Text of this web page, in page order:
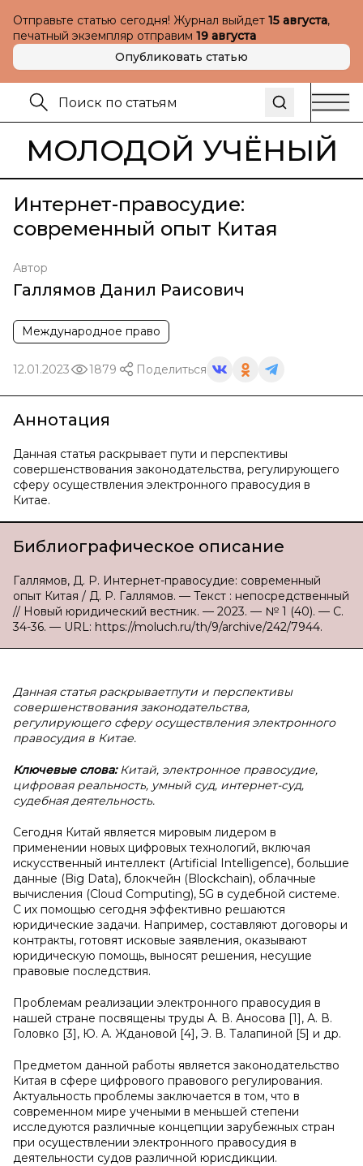
Отправьте статью сегодня! Журнал выйдет 15 августа,
печатный экземпляр отправим 19 августа
Опубликовать статью
МОЛОДОЙ УЧЁНЫЙ
Интернет-правосудие:
современный опыт Китая
Автор
Галлямов Данил Раисович
Международное право
12.01.2023 1879 Поделиться
Аннотация
Данная статья раскрывает пути и перспективы
совершенствования законодательства, регулирующего
сферу осуществления электронного правосудия в
Китае.
Библиографическое описание
Галлямов, Д. Р. Интернет-правосудие: современный
опыт Китая / Д. Р. Галлямов. — Текст : непосредственный
// Новый юридический вестник. — 2023. — № 1 (40). — С.
34-36. — URL: https://moluch.ru/th/9/archive/242/7944.
Данная статья раскрываетпути и перспективы
совершенствования законодательства,
регулирующего сферу осуществления электронного
правосудия в Китае.
Ключевые слова:Китай, электронное правосудие,
цифровая реальность, умный суд, интернет-суд,
судебная деятельность.
Сегодня Китай является мировым лидером в
применении новых цифровых технологий, включая
искусственный интеллект (Artificial Intelligence), большие
данные (Big Data), блокчейн (Blockchain), облачные
вычисления (Cloud Computing), 5G в судебной системе.
С их помощью сегодня эффективно решаются
юридические задачи. Например, составляют договоры и
контракты, готовят исковые заявления, оказывают
юридическую помощь, выносят решения, несущие
правовые последствия.
Проблемам реализации электронного правосудия в
нашей стране посвящены труды А. В. Аносова [1], А. В.
Головко [3], Ю. А. Ждановой [4], Э. В. Талапиной [5] и др.
Предметом данной работы является законодательство
Китая в сфере цифрового правового регулирования.
Актуальность проблемы заключается в том, что в
современном мире учеными в меньшей степени
исследуются различные концепции зарубежных стран
при осуществлении электронного правосудия в
деятельности судов различной юрисдикции.